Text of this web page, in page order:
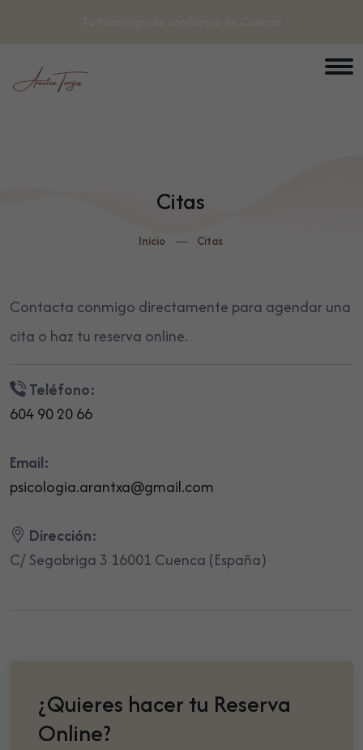
Citas
Inicio Citas
Contacta conmigo directamente para agendar una
cita o haz tu reserva online.
Teléfono:
604 90 20 66
Email:
psicologia.arantxa@gmail.com
Dirección:
C/ Segobriga 3 16001 Cuenca (España)
¿Quieres hacer tu Reserva
Online?